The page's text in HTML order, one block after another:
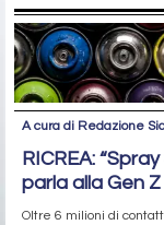
A cura di Redazione
RICREA:
parla alla Gen Z
Oltre 6 milioni di